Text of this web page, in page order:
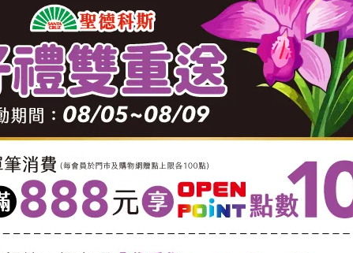
山北路二段52號10樓-3
酌收 $100 運費。